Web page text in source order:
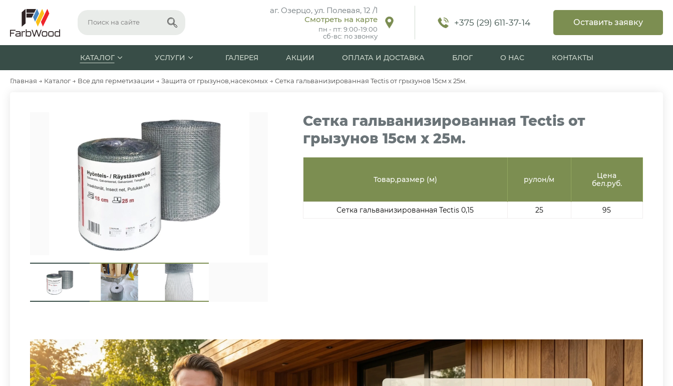
аг. Озерцо, ул. Полевая, 12 /1
Смотреть на карте
пн - пт: 9:00-19:00
сб-вс: по звонку
+375 (29) 611-37-14 Оставить заявку
КАТАЛОГ УСЛУГИ ГАЛЕРЕЯ АКЦИИ ОПЛАТА И ДОСТАВКА БЛОГ О НАС КОНТАКТЫ
Главная → Каталог → Все для герметизации → Защита от грызунов,насекомых → Сетка гальванизированная Tectis от грызунов 15см х 25м.
Сетка гальванизированная Tectis от
грызунов 15см х 25м.
Товар,размер (м) рулон/м
Цена
бел.руб.
Сетка гальванизированная Tectis 0,15 25 95